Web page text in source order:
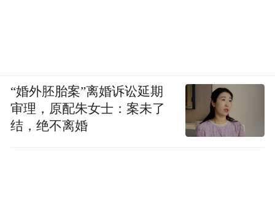
“婚外胚胎案”离婚诉讼延期
审理，原配朱女士：案未了
结，绝不离婚